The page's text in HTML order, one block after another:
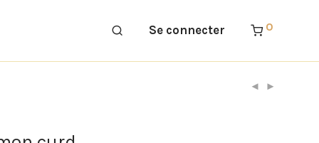
Se connecter 0